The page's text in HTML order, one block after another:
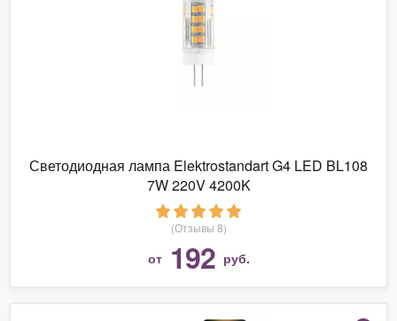
Светодиодная лампа Elektrostandart G4 LED BL108
7W 220V 4200K
(Отзывы 8)
от 192 руб.